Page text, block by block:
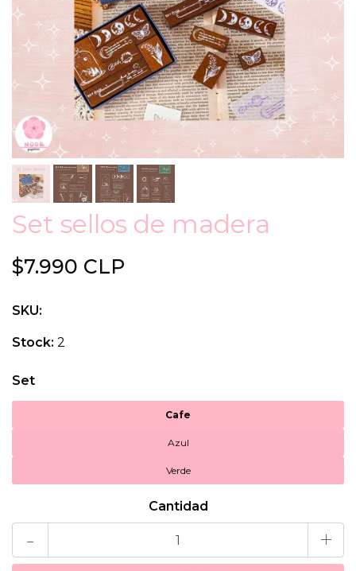
Set sellos de madera
$7.990 CLP
SKU:
Stock: 2
Set
Cafe
Azul
Verde
Cantidad
- +